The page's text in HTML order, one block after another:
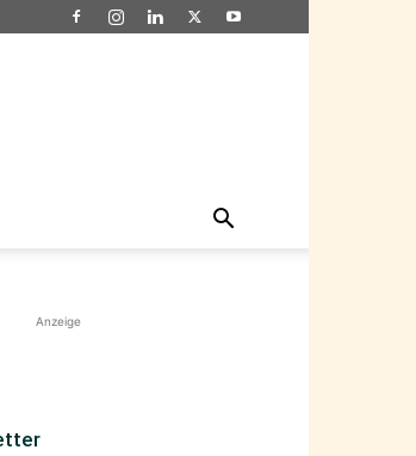
Anzeige